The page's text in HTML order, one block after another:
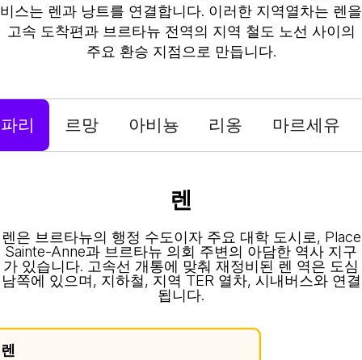
비스는 렌과 낭트를 연결합니다. 이러한 지역열차는 렌을
고속 도착편과 브르타뉴 전역의 지역 철도 노선 사이의
주요 환승 지점으로 만듭니다.
파리 르망 아비뇽 리옹 마르세유
렌
렌은 브르타뉴의 행정 수도이자 주요 대학 도시로, Place
Sainte-Anne과 브르타뉴 의회 주변의 아담한 역사 지구
가 있습니다. 고속선 개통에 맞춰 재정비된 렌 역은 도심
남쪽에 있으며, 지하철, 지역 TER 열차, 시내버스와 연결
됩니다.
렌